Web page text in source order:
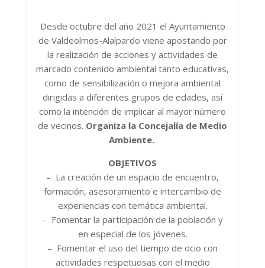
Desde octubre del año 2021 el Ayuntamiento
de Valdeolmos-Alalpardo viene apostando por
la realización de acciones y actividades de
marcado contenido ambiental tanto educativas,
como de sensibilización o mejora ambiental
dirigidas a diferentes grupos de edades, así
como la intención de implicar al mayor número
de vecinos. Organiza la Concejalía de Medio
Ambiente.
OBJETIVOS
– La creación de un espacio de encuentro,
formación, asesoramiento e intercambio de
experiencias con temática ambiental.
– Fomentar la participación de la población y
en especial de los jóvenes.
– Fomentar el uso del tiempo de ocio con
actividades respetuosas con el medio